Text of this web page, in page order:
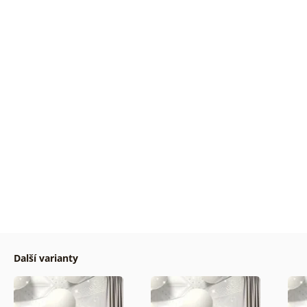
Další varianty